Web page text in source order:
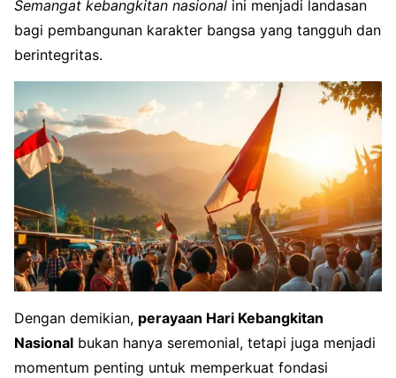
Semangat kebangkitan nasional ini menjadi landasan
bagi pembangunan karakter bangsa yang tangguh dan
berintegritas.
Dengan demikian, perayaan Hari Kebangkitan
Nasional bukan hanya seremonial, tetapi juga menjadi
momentum penting untuk memperkuat fondasi